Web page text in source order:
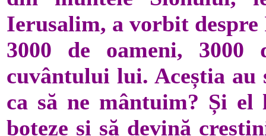
Ierusalim, a vorbit
3000 de oameni,
cuvântului lui. Aceștia
ca să ne mântuim? Și el
boteze și să devină